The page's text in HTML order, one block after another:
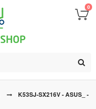
0
K53SJ-SX216V - ASUS_ -